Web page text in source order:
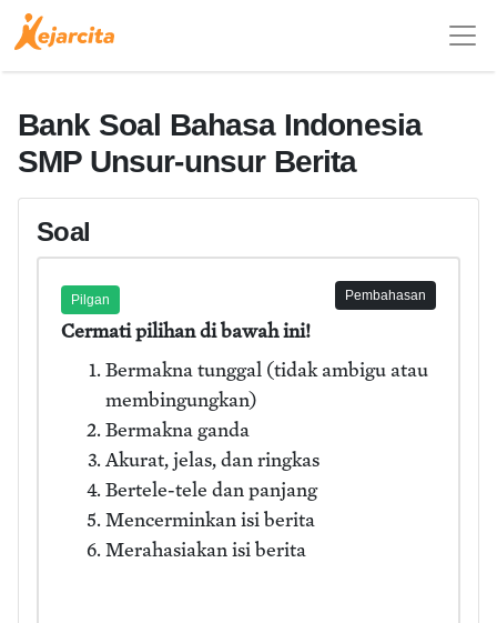
Bank Soal Bahasa Indonesia
SMP Unsur-unsur Berita
Soal
Pilgan Pembahasan
Cermati pilihan di bawah ini!
Bermakna tunggal (tidak ambigu atau
membingungkan)
Bermakna ganda
Akurat, jelas, dan ringkas
Bertele-tele dan panjang
Mencerminkan isi berita
Merahasiakan isi berita